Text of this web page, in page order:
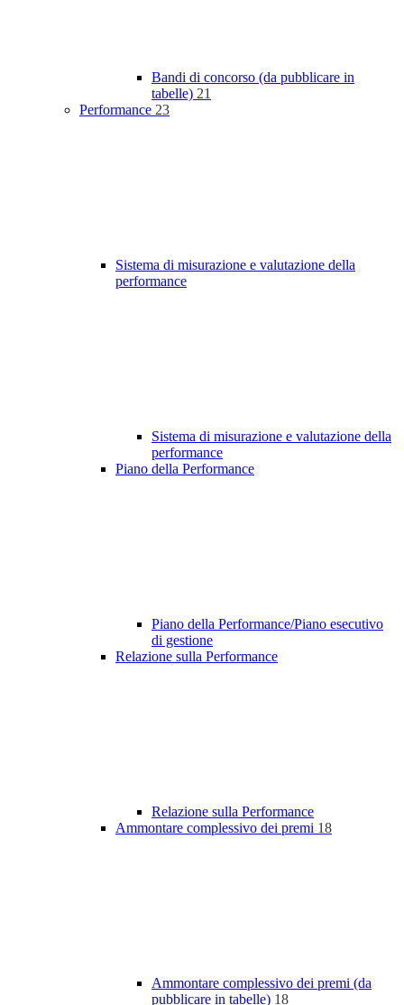
Bandi di concorso (da pubblicare in
tabelle) 21
Performance 23
Sistema di misurazione e valutazione della
performance
Sistema di misurazione e valutazione della
performance
Piano della Performance
Piano della Performance/Piano esecutivo
di gestione
Relazione sulla Performance
Relazione sulla Performance
Ammontare complessivo dei premi 18
Ammontare complessivo dei premi (da
pubblicare in tabelle) 18